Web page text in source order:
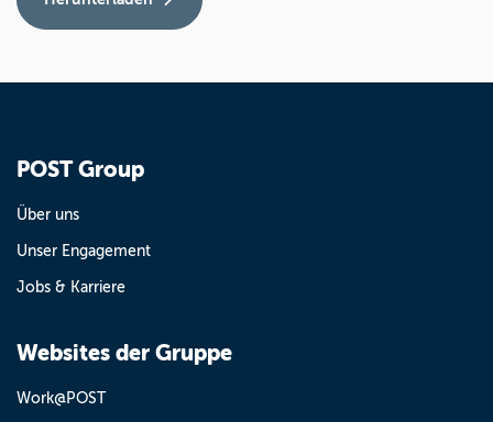
POST Group
Über uns
Unser Engagement
Jobs & Karriere
Websites der Gruppe
Work@POST